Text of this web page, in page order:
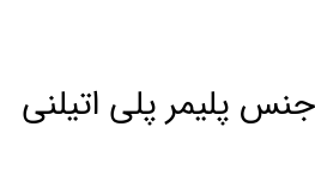
جنس پلیمر پلی اتیلنی